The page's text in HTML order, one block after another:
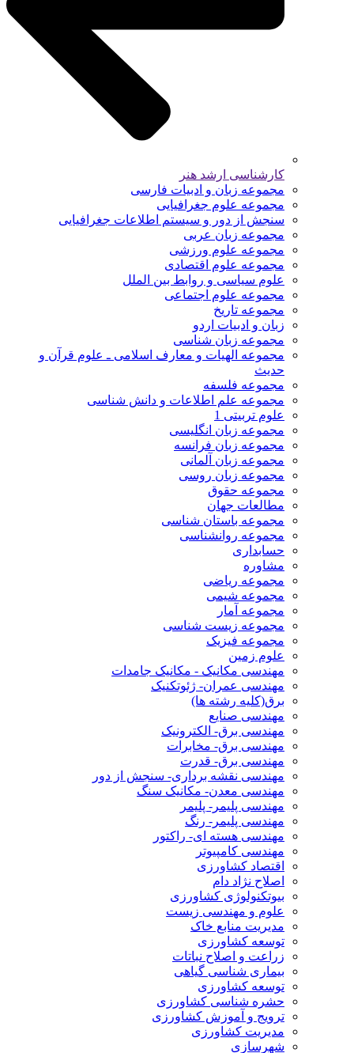
کارشناسی ارشد هنر
مجموعه زبان و ادبیات فارسی
مجموعه علوم جغرافیایی
سنجش از دور و سیستم اطلاعات جغرافیایی
مجموعه زبان عربی
مجموعه علوم ورزشی
مجموعه علوم اقتصادی
علوم سیاسی و روابط بین الملل
مجموعه علوم اجتماعی
مجموعه تاریخ
زبان و ادبیات اردو
مجموعه زبان شناسی
مجموعه الهیات و معارف اسلامی ـ علوم قرآن و
حدیث
مجموعه فلسفه
مجموعه علم اطلاعات و دانش شناسی
علوم تربیتی 1
مجموعه زبان انگلیسی
مجموعه زبان فرانسه
مجموعه زبان آلمانی
مجموعه زبان روسی
مجموعه حقوق
مطالعات جهان
مجموعه باستان شناسی
مجموعه روانشناسی
حسابداری
مشاوره
مجموعه ریاضی
مجموعه شیمی
مجموعه آمار
مجموعه زیست شناسی
مجموعه فیزیک
علوم زمین
مهندسی مکانیک - مکانیک جامدات
مهندسی عمران- ژئوتکنیک
برق(کلیه رشته ها)
مهندسی صنایع
مهندسی برق- الکترونیک
مهندسی برق- مخابرات
مهندسی برق- قدرت
مهندسی نقشه برداری- سنجش از دور
مهندسی معدن- مکانیک سنگ
مهندسی پلیمر- پلیمر
مهندسی پلیمر- رنگ
مهندسی هسته ای- راکتور
مهندسی کامپیوتر
اقتصاد کشاورزی
اصلاح نژاد دام
بیوتکنولوژی کشاورزی
علوم و مهندسی زیست
مدیریت منابع خاک
توسعه کشاورزی
زراعت و اصلاح نباتات
بیماری شناسی گیاهی
توسعه کشاورزی
حشره شناسی کشاورزی
ترویج و آموزش کشاورزی
مدیریت کشاورزی
شهرسازی